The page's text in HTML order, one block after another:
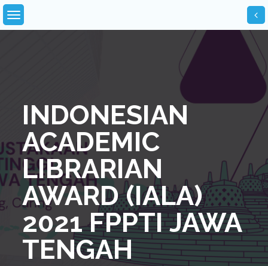
Skip
to
content
INDONESIAN
ACADEMIC
LIBRARIAN
AWARD (IALA)
2021 FPPTI JAWA
TENGAH